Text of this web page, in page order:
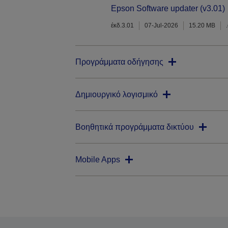
Epson Software updater (v3.01)
έκδ.3.01 07-Jul-2026 15.20 MB
Προγράμματα οδήγησης
Δημιουργικό λογισμικό
Βοηθητικά προγράμματα δικτύου
Mobile Apps